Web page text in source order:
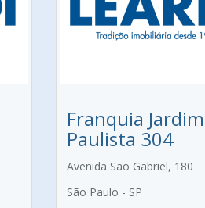
Franquia Jardim
Paulista 304
Avenida São Gabriel, 180
São Paulo - SP